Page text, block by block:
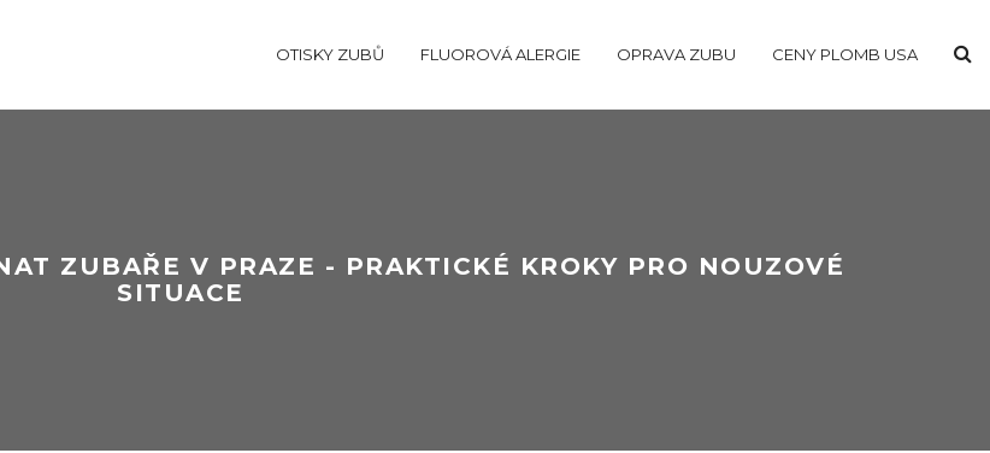
OTISKY ZUBŮ FLUOROVÁ ALERGIE OPRAVA ZUBU CENY PLOMB USA
ZUBAŘE V PRAZE - PRAKTICKÉ KROKY PRO NOUZOVÉ
SITUACE